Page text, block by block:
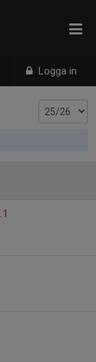
Logga in